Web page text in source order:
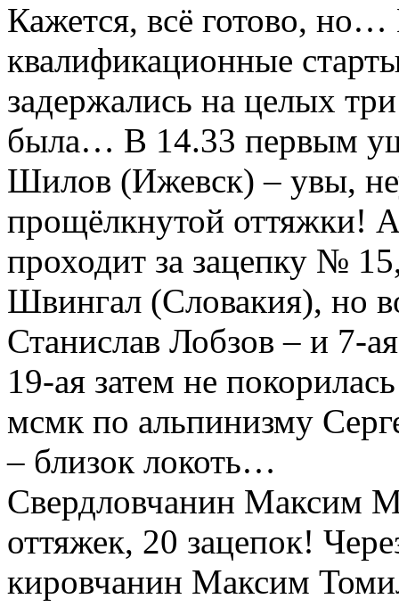
Кажется, всё готово,
квалификационные
задержались на целых
была… В 14.33 первым
Шилов (Ижевск) – увы,
прощёлкнутой оттяжки!
проходит за зацепку №
Швингал (Словакия), но
Станислав Лобзов – и 7-
19-ая затем не
мсмк по альпинизму
– близок локоть…
Свердловчанин Максим
оттяжек, 20 зацепок!
кировчанин Максим